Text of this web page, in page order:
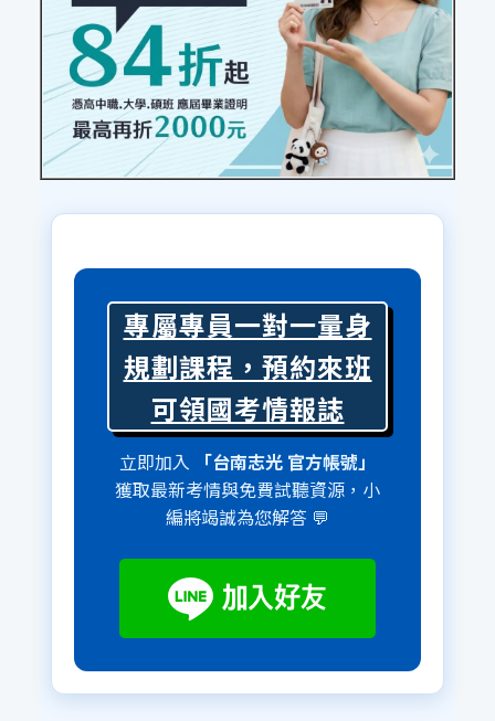
專屬專員一對一量身
規劃課程，預約來班
可領國考情報誌
立即加入
「台南志光 官方帳號」
獲取最新考情與免費試聽資源，小
編將竭誠為您解答 💬